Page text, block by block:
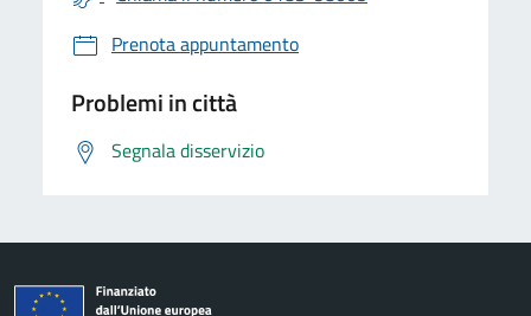
Prenota appuntamento
Problemi in città
Segnala disservizio